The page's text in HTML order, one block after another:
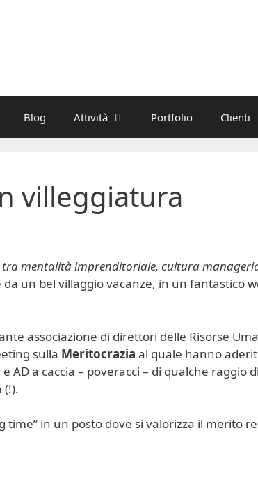
Blog Attività Portfolio Clienti
villeggiatura
tra mentalità imprenditoriale, cultura
da un bel villaggio vacanze, in un fantastico
associazione di direttori delle Risorse
sulla Meritocrazia al quale hanno
AD a caccia – poveracci – di qualche raggio
time” in un posto dove si valorizza il merito